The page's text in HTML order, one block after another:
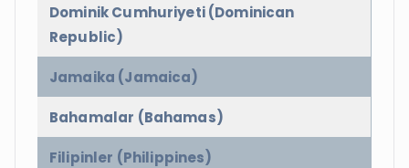
Dominik Cumhuriyeti (Dominican
Republic)
Jamaika (Jamaica)
Bahamalar (Bahamas)
Filipinler (Philippines)